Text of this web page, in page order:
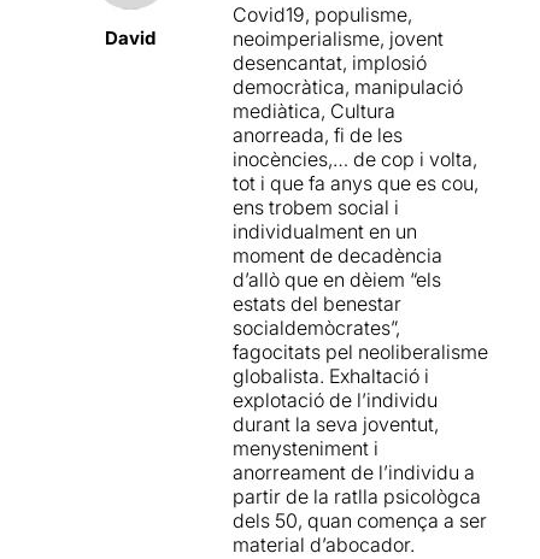
dels habitants del planeta .
El món està dirigit per líders;
uns líders que ajudats dels
seus servidors, els ministres
de la gent, controlen, vigilen
i manipulen a la població
privant-los de seves
llibertats. Tot està sota
control. Però encara existeix
qui es resisteix, són els
rebels, els revolucionaris, els
que lluiten per uns ideals de
llibertat. La nostra
esperança.
Tot comença el dia en el que
el protagonista compleix 50
anys. És el moment de
demostrar quins han estat
els mèrits adquirits
(intel·lectuals,
generacionals,...)necessaris
per continuar vivint.
David
Covid19, populisme,
neoimperialisme, jovent
desencantat, implosió
democràtica, manipulació
mediàtica, Cultura
anorreada, fi de les
inocències,… de cop i volta,
tot i que fa anys que es cou,
ens trobem social i
individualment en un
moment de decadència
d’allò que en dèiem “els
estats del benestar
socialdemòcrates”,
fagocitats pel neoliberalisme
globalista. Exhaltació i
explotació de l’individu
durant la seva joventut,
menysteniment i
anorreament de l’individu a
partir de la ratlla psicològca
dels 50, quan comença a ser
material d’abocador.